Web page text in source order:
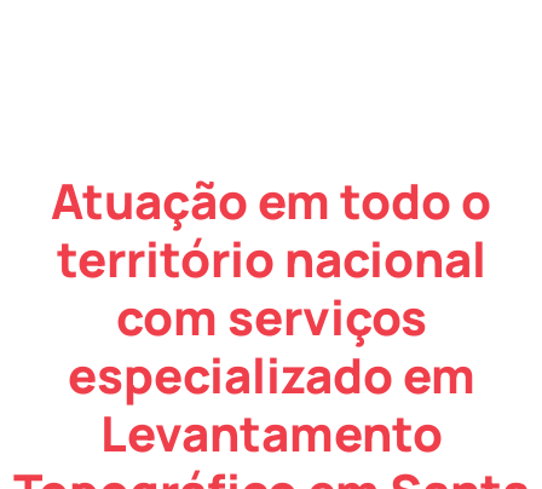
Atuação em todo o
território nacional
com serviços
especializado em
Levantamento